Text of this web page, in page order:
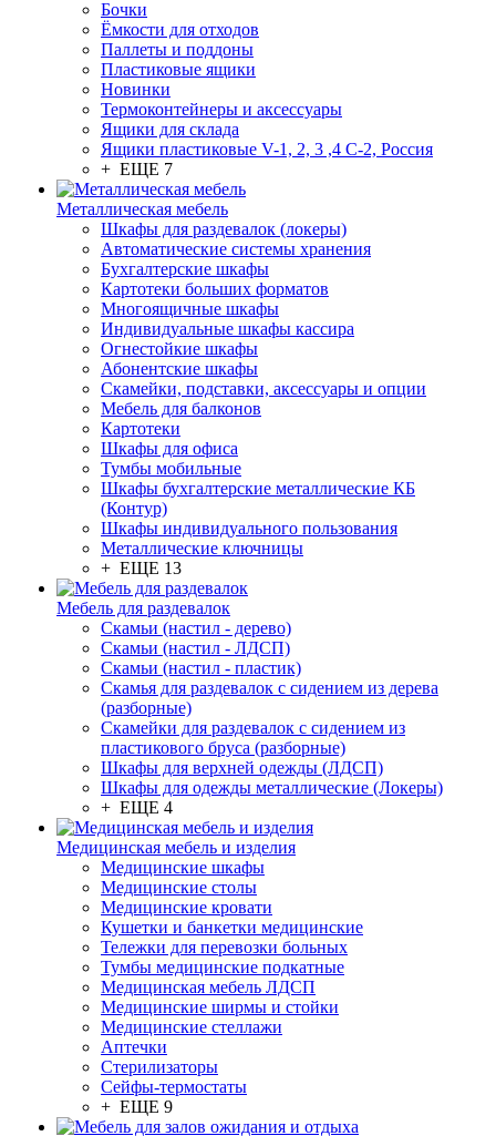
Бочки
Ёмкости для отходов
Паллеты и поддоны
Пластиковые ящики
Новинки
Термоконтейнеры и аксессуары
Ящики для склада
Ящики пластиковые V-1, 2, 3 ,4 С-2, Россия
+ ЕЩЕ 7
Металлическая мебель
Шкафы для раздевалок (локеры)
Автоматические системы хранения
Бухгалтерские шкафы
Картотеки больших форматов
Многоящичные шкафы
Индивидуальные шкафы кассира
Огнестойкие шкафы
Абонентские шкафы
Скамейки, подставки, аксессуары и опции
Мебель для балконов
Картотеки
Шкафы для офиса
Тумбы мобильные
Шкафы бухгалтерские металлические КБ
(Контур)
Шкафы индивидуального пользования
Металлические ключницы
+ ЕЩЕ 13
Мебель для раздевалок
Скамьи (настил - дерево)
Скамьи (настил - ЛДСП)
Скамьи (настил - пластик)
Скамья для раздевалок с сидением из дерева
(разборные)
Скамейки для раздевалок с сидением из
пластикового бруса (разборные)
Шкафы для верхней одежды (ЛДСП)
Шкафы для одежды металлические (Локеры)
+ ЕЩЕ 4
Медицинская мебель и изделия
Медицинские шкафы
Медицинские столы
Медицинские кровати
Кушетки и банкетки медицинские
Тележки для перевозки больных
Тумбы медицинские подкатные
Медицинская мебель ЛДСП
Медицинские ширмы и стойки
Медицинские стеллажи
Аптечки
Стерилизаторы
Сейфы-термостаты
+ ЕЩЕ 9